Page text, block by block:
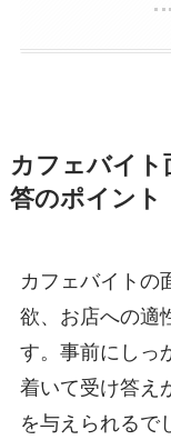
カフェバイト
答のポイント
カフェバイトの
欲、お店への適
す。事前にしっ
着いて受け答え
を与えられるで